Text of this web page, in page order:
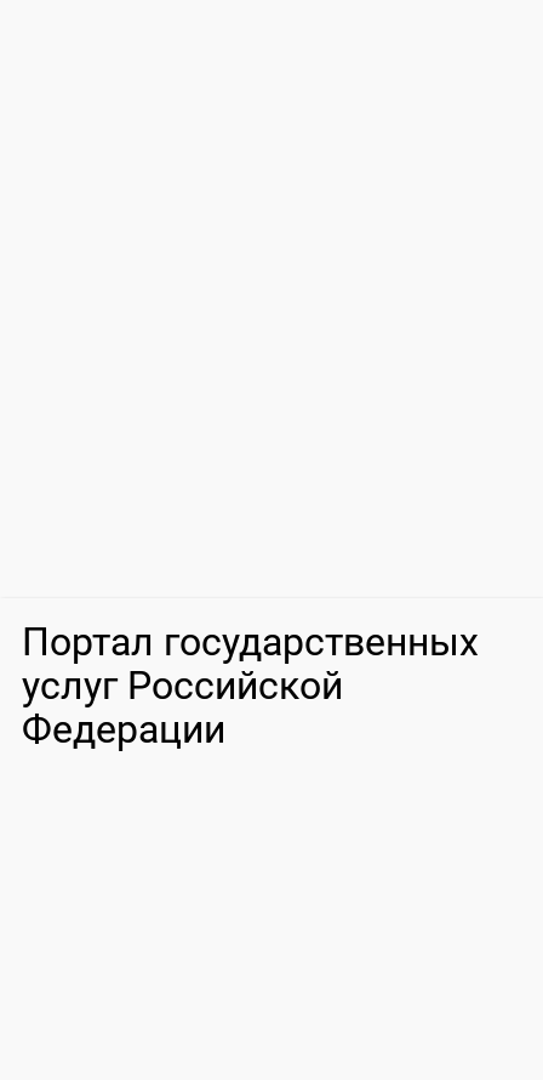
Портал государственных
услуг Российской
Федерации